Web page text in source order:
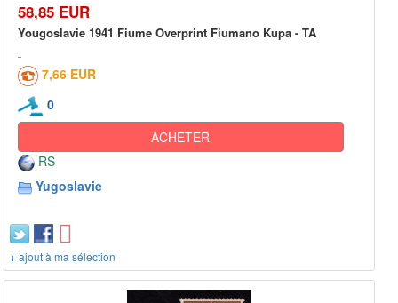
58,85 EUR
Yougoslavie 1941 Fiume Overprint Fiumano Kupa - TA
7,66 EUR
0
ACHETER
RS
Yugoslavie
+ ajout à ma sélection